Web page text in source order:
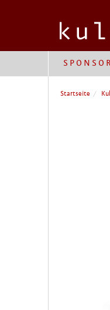
Startseite